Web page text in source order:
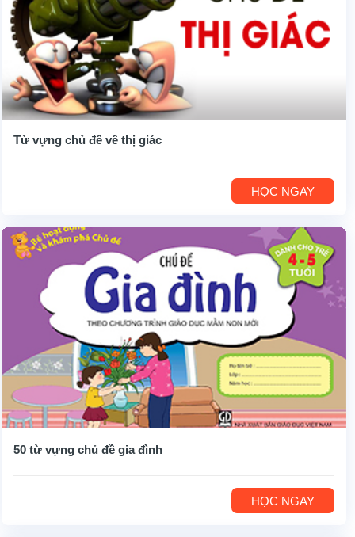
Từ vựng chủ đề về thị giác
HỌC NGAY
50 từ vựng chủ đề gia đình
HỌC NGAY